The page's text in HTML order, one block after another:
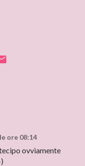
ore 08:14
ovviamente